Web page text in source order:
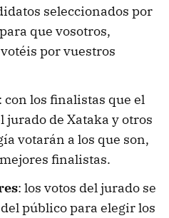
seleccionados por
que vosotros,
por vuestros
: con los finalistas que el
jurado de Xataka y otros
votarán a los que son,
finalistas.
: los votos del jurado se
público para elegir los